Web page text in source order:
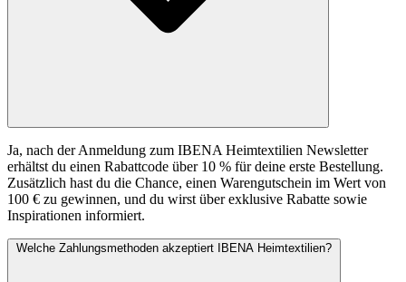
Ja, nach der Anmeldung zum IBENA Heimtextilien Newsletter
erhältst du einen Rabattcode über 10 % für deine erste Bestellung.
Zusätzlich hast du die Chance, einen Warengutschein im Wert von
100 € zu gewinnen, und du wirst über exklusive Rabatte sowie
Inspirationen informiert.
Welche Zahlungsmethoden akzeptiert IBENA Heimtextilien?